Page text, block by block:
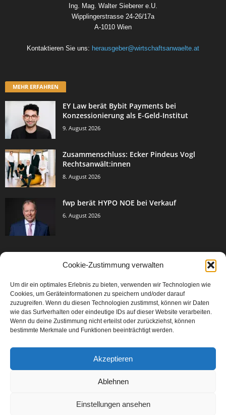
Cookie-Zustimmung verwalten
Um dir ein optimales Erlebnis zu bieten, verwenden wir Technologien wie
Cookies, um Geräteinformationen zu speichern und/oder darauf
zuzugreifen. Wenn du diesen Technologien zustimmst, können wir Daten
wie das Surfverhalten oder eindeutige IDs auf dieser Website verarbeiten.
Wenn du deine Zustimmung nicht erteilst oder zurückziehst, können
bestimmte Merkmale und Funktionen beeinträchtigt werden.
Akzeptieren
Ablehnen
Einstellungen ansehen
Ing. Mag. Walter Sieberer e.U.
Wipplingerstrasse 24-26/17a
A-1010 Wien
Kontaktieren Sie uns: herausgeber@wirtschaftsanwaelte.at
MEHR ERFAHREN
EY Law berät Bybit Payments bei
Konzessionierung als E-Geld-Institut
9. August 2026
Zusammenschluss: Ecker Pindeus Vogl
Rechtsanwält:innen
8. August 2026
fwp berät HYPO NOE bei Verkauf
6. August 2026
Events & Success 3005
Breaking News 2067
Aktuelles
Featured Article
Karriere 567